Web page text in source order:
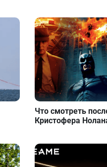
Что смотреть
Кристофера